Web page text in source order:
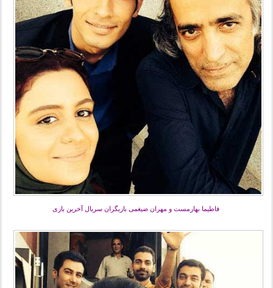
فاطیما بهارمست و مهران ضیغمی بازیگران سریال آخرین بازی